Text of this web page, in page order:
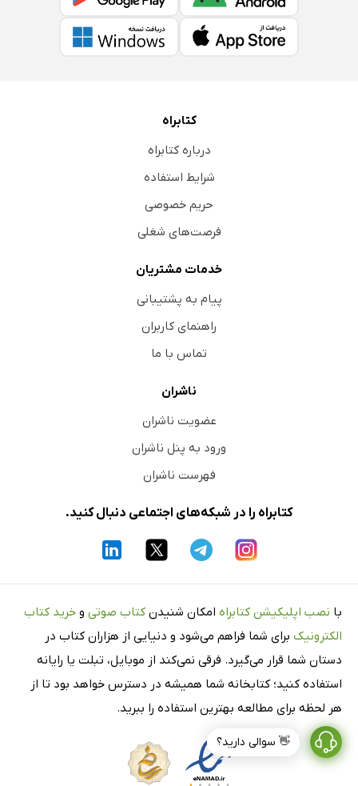
👋 سوالی دارید؟
کتابراه
درباره کتابراه
شرایط استفاده
حریم خصوصی
فرصت‌های شغلی
خدمات مشتریان
پیام به پشتیبانی
راهنمای کاربران
تماس با ما
ناشران
عضویت ناشران
ورود به پنل ناشران
فهرست ناشران
کتابراه را در شبکه‌های اجتماعی دنبال کنید.
با نصب اپلیکیشن کتابراه امکان شنیدن کتاب صوتی و خرید کتاب
الکترونیک برای شما فراهم می‌شود و دنیایی از هزاران کتاب در
دستان شما قرار می‌گیرد. فرقی نمی‌کند از موبایل، تبلت یا رایانه
استفاده کنید؛ کتابخانه شما همیشه در دسترس خواهد بود تا از
هر لحظه برای مطالعه بهترین استفاده را ببرید.